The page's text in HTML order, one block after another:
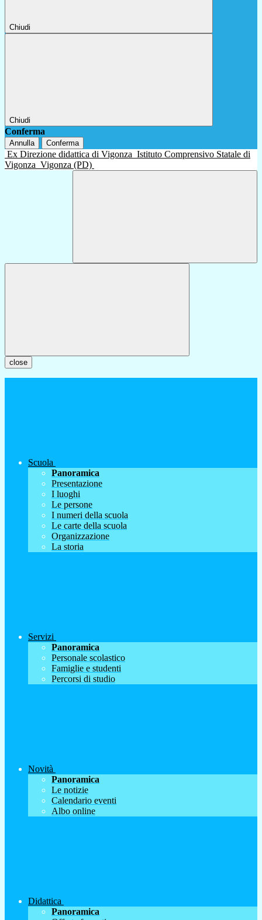
Chiudi
Chiudi
Conferma
Annulla Conferma
Ex Direzione didattica di Vigonza Istituto Comprensivo Statale di
Vigonza Vigonza (PD)
close
Scuola
Panoramica
Presentazione
I luoghi
Le persone
I numeri della scuola
Le carte della scuola
Organizzazione
La storia
Servizi
Panoramica
Personale scolastico
Famiglie e studenti
Percorsi di studio
Novità
Panoramica
Le notizie
Calendario eventi
Albo online
Didattica
Panoramica